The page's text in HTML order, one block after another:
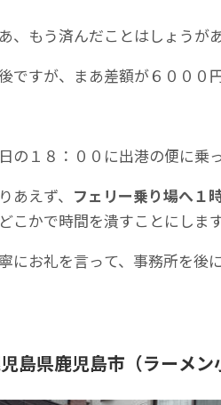
、もう済んだことはしょうが
ですが、まあ差額が６０００
の１８：００に出港の便に乗
あえず、 フェリー乗り場へ１
こかで時間を潰すことにします
にお礼を言って、事務所を後
島県鹿児島市（ラーメン